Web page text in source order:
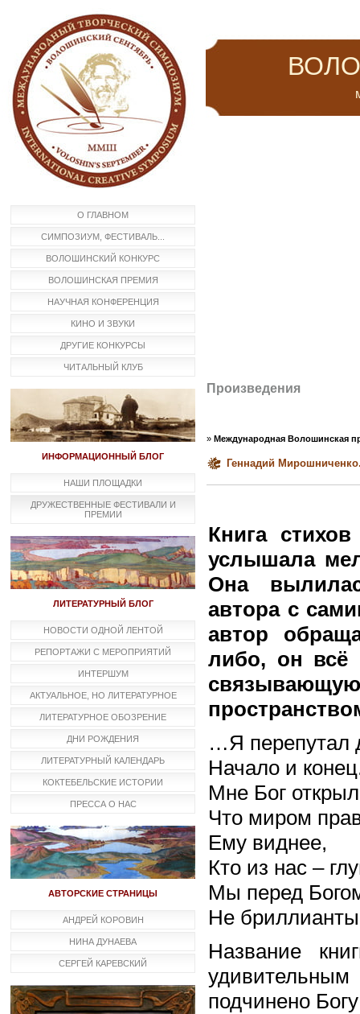
О ГЛАВНОМ
СИМПОЗИУМ, ФЕСТИВАЛЬ...
ВОЛОШИНСКИЙ КОНКУРС
ВОЛОШИНСКАЯ ПРЕМИЯ
НАУЧНАЯ КОНФЕРЕНЦИЯ
КИНО И ЗВУКИ
ДРУГИЕ КОНКУРСЫ
ЧИТАЛЬНЫЙ КЛУБ
ИНФОРМАЦИОННЫЙ БЛОГ
НАШИ ПЛОЩАДКИ
ДРУЖЕСТВЕННЫЕ ФЕСТИВАЛИ И
ПРЕМИИ
ЛИТЕРАТУРНЫЙ БЛОГ
НОВОСТИ ОДНОЙ ЛЕНТОЙ
РЕПОРТАЖИ С МЕРОПРИЯТИЙ
ИНТЕРШУМ
АКТУАЛЬНОЕ, НО ЛИТЕРАТУРНОЕ
ЛИТЕРАТУРНОЕ ОБОЗРЕНИЕ
ДНИ РОЖДЕНИЯ
ЛИТЕРАТУРНЫЙ КАЛЕНДАРЬ
КОКТЕБЕЛЬСКИЕ ИСТОРИИ
ПРЕССА О НАС
АВТОРСКИЕ СТРАНИЦЫ
АНДРЕЙ КОРОВИН
НИНА ДУНАЕВА
СЕРГЕЙ КАРЕВСКИЙ
Произведения
» Международная Волошинская
Геннадий
Книга
услышала
Она
автора с
автор
либо, он всё
…Я перепутал
Начало и
Мне Бог
Что миром
Ему виднее,
Кто из нас –
Мы перед
Не
Название
подчинено